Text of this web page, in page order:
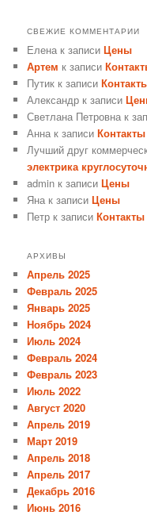
СВЕЖИЕ КОММЕНТАРИИ
Елена к записиЦены
Артем к записи
Путик к записи
Александр к записи
Светлана Петровна к
Анна к записиКонтакты
Лучший друг
электрика
admin к записиЦены
Яна к записиЦены
Петр к записиКонтакты
АРХИВЫ
Апрель 2025
Февраль 2025
Январь 2025
Ноябрь 2024
Июль 2024
Февраль 2024
Февраль 2023
Июль 2022
Август 2020
Апрель 2019
Март 2019
Апрель 2018
Апрель 2017
Декабрь 2016
Июнь 2016